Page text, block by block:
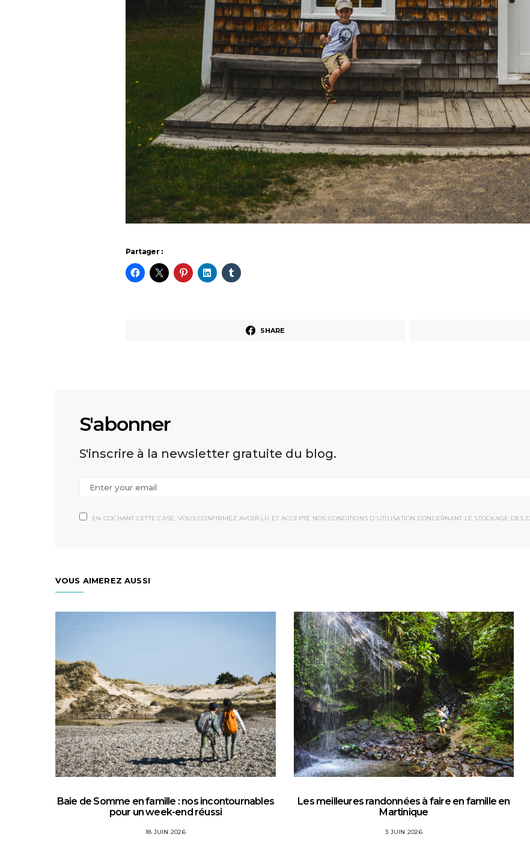
Partager :
SHARE
S'abonner
S'inscrire à la newsletter gratuite du blog.
EN COCHANT CETTE CASE, VOUS CONFIRMEZ AVOIR LU ET ACCEPTÉ NOS CONDITIONS D'UTILISATION CONCERNANT LE STOCKAGE DES
VOUS AIMEREZ AUSSI
Baie de Somme en famille : nos incontournables
pour un week-end réussi
18 JUIN 2026
Les meilleures randonnées à faire en famille en
Martinique
3 JUIN 2026